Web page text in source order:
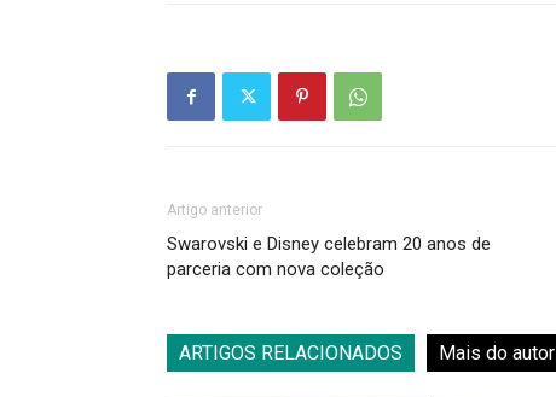
Artigo anterior
Swarovski e Disney celebram 20 anos de
parceria com nova coleção
ARTIGOS RELACIONADOS Mais do autor